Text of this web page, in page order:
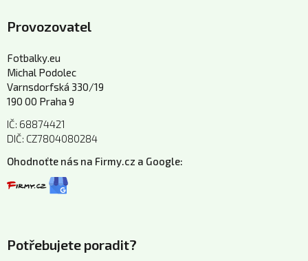
Provozovatel
Fotbalky.eu
Michal Podolec
Varnsdorfská 330/19
190 00 Praha 9
IČ: 68874421
DIČ: CZ7804080284
Ohodnoťte nás na Firmy.cz a Google:
Potřebujete poradit?